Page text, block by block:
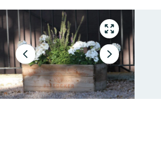
Gå
till
Föregående
bild
Nästa
bildspel